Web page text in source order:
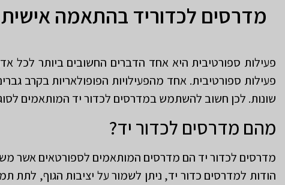
מדרסים לכדוריד בהתאמה אישית
פעילות ספורטיבית היא אחד הדברים החשובים ביותר לכל
פעילות ספורטיבית. אחד מהפעילויות הפופולאריות בקרב
שונות. לכן חשוב להשתמש במדרסים לכדור יד המותאמים לסוג
מהם מדרסים לכדור יד?
מדרסים לכדור יד הם מדרסים המותאמים לספורטאים אשר
הודות למדרסים כדור יד, ניתן לשמור על יציבות הגוף, לתת